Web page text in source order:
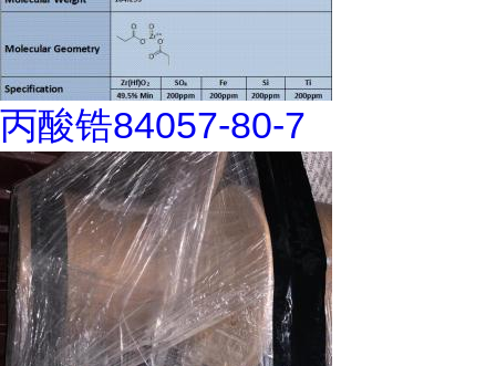
丙酸锆84057-80-7